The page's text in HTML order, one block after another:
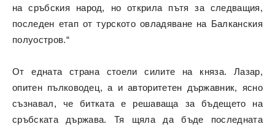
на сръбския народ, но открила пътя за следващия,
последен етап от турското овладяване на Балканския
полуостров.“
От едната страна стоeли силите на княза. Лазар,
опитен пълководец, а и авторитетен държавник, ясно
съзнавал, че битката е решаваща за бъдещето на
сръбската държава. Тя щяла да бъде последната